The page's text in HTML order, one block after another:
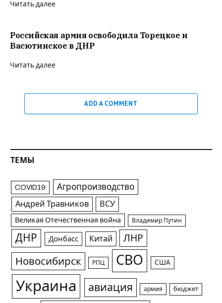
Читать далее
Российская армия освободила Торецкое и
Васютинское в ДНР
Читать далее
ADD A COMMENT
ТЕМЫ
COVID19 Агропроизводство
Андрей Травников ВСУ
Великая Отечественная война Владимир Путин
ДНР Донбасс Китай ЛНР
Новосибирск РПЦ СВО США
Украина авиация армия бюджет